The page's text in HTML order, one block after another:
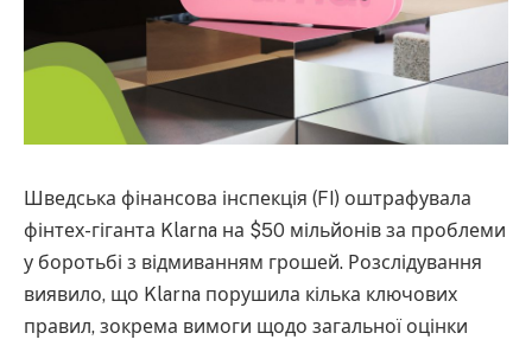
Шведська фінансова інспекція (FI) оштрафувала
фінтех-гіганта Klarna на $50 мільйонів за проблеми
у боротьбі з відмиванням грошей. Розслідування
виявило, що Klarna порушила кілька ключових
правил, зокрема вимоги щодо загальної оцінки